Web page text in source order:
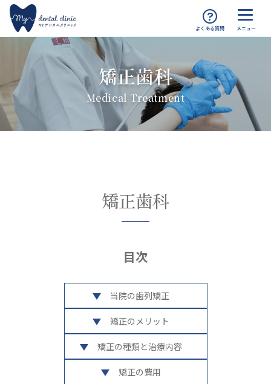
MYデンタルクリニック渋谷 TOP 矯正歯科
矯正歯科
Medical Treatment
矯正歯科
目次
当院の歯列矯正
矯正のメリット
矯正の種類と治療内容
矯正の費用